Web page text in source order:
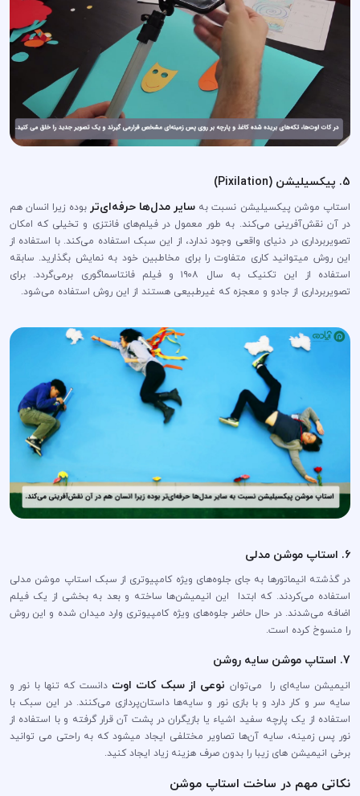
5. پیکسیلیشن (Pixilation)
استاپ موشن پیکسیلیشن نسبت به سایر مدل‌ها حرفه‌ای‌تربوده زیرا انسان هم
در آن نقش‌آفرینی می‌کند. به طور معمول در فیلم‌های فانتزی و تخیلی که امکان
تصویربرداری در دنیای واقعی وجود ندارد، از این سبک استفاده می‌کند. با استفاده از
این روش میتوانید کاری متفاوت را برای مخاطبین خود به نمایش بگذارید. سابقه
استفاده از این تکنیک به سال ۱۹۰۸ و فیلم فانتاسماگوری برمی‌گردد. برای
تصویربرداری از جادو و معجزه که غیرطبیعی هستند از این روش استفاده می‌شود.
6. استاپ موشن مدلی
در گذشته انیماتورها به جای جلوه‌های ویژه کامپیوتری از سبک استاپ موشن مدلی
استفاده می‌کردند. که ابتدا این انیمیشن‌ها ساخته و بعد به بخشی از یک فیلم
اضافه می‌شدند. در حال حاضر جلوه‌های ویژه کامپیوتری وارد میدان شده و این روش
را منسوخ کرده است.
7. استاپ موشن سایه روشن
انیمیشن سایه‌ای را می‌توان نوعی از سبک کات اوتدانست که تنها با نور و
سایه سر و کار دارد و با بازی نور و سایه‌ها داستان‌پردازی می‌کنند. در این سبک با
استفاده از یک پارچه سفید اشیاء یا بازیگران در پشت آن قرار گرفته و با استفاده از
نور پس زمینه، سایه آن‌ها تصاویر مختلفی ایجاد میشود که به راحتی می توانید
برخی انیمیشن های زیبا را بدون صرف هزینه زیاد ایجاد کنید.
نکاتی مهم در ساخت استاپ موشن